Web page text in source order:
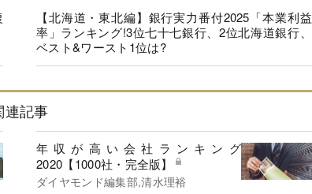
【北海道・東北編】銀行実力番付2025「本業利益
率」ランキング!3位七十七銀行、2位北海道銀行、
ベスト&ワースト1位は?
連記事
年収が高い会社ランキング
2020【1000社・完全版】
ダイヤモンド編集部,清水理裕